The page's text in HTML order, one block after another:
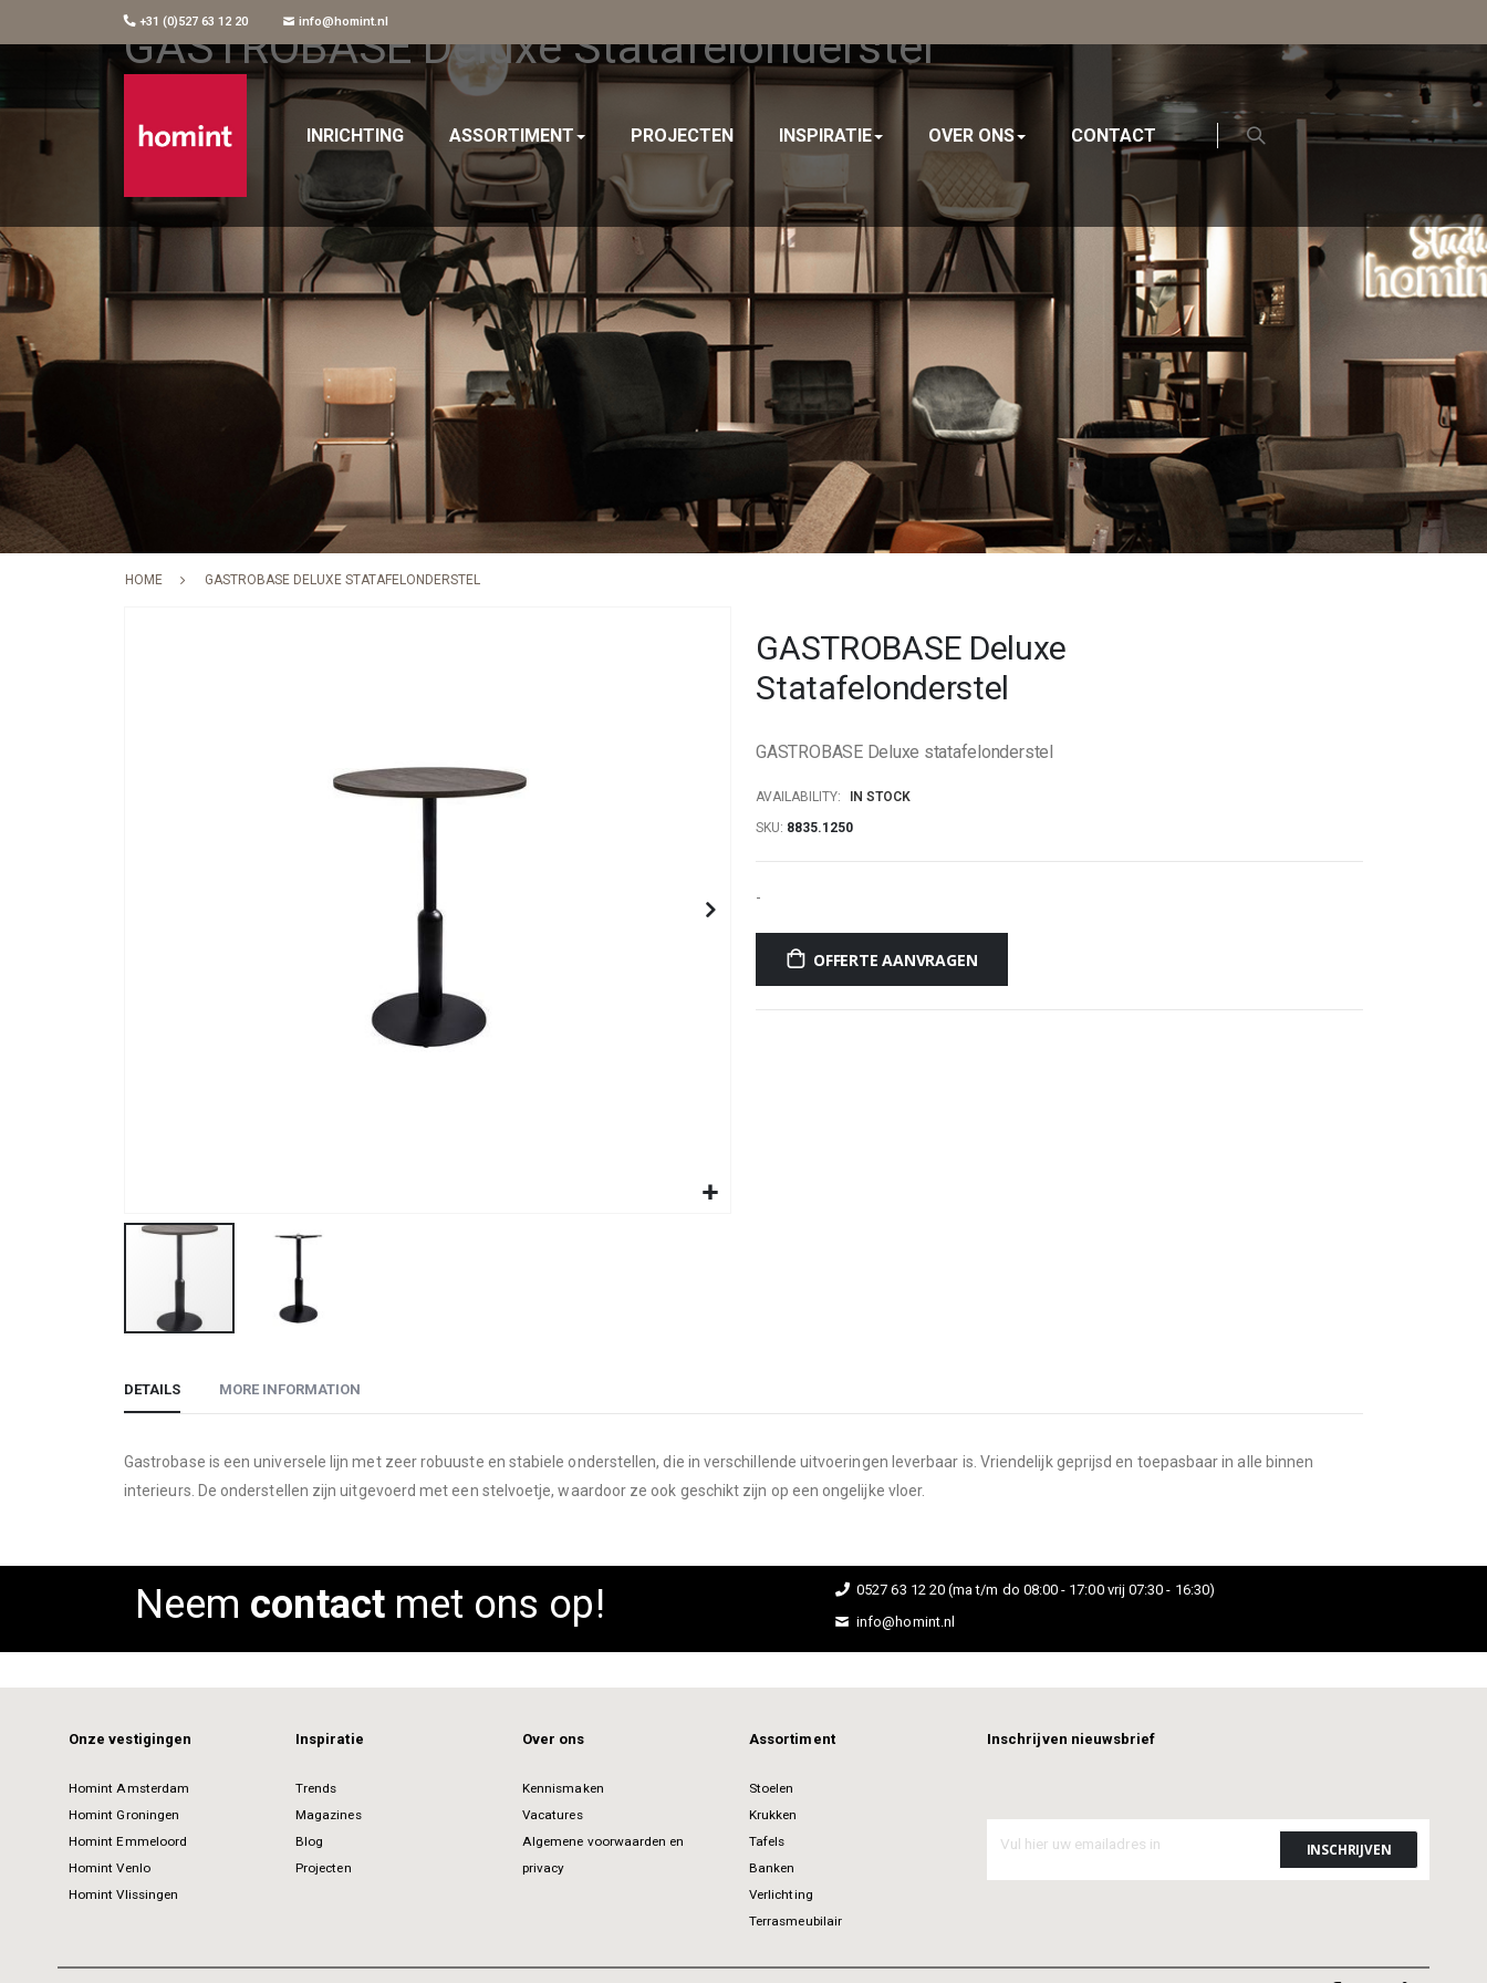
+31 (0)527 63 12 20 info@homint.nl
INRICHTING ASSORTIMENT PROJECTEN INSPIRATIE OVER ONS CONTACT
GASTROBASE Deluxe Statafelonderstel
HOME GASTROBASE DELUXE STATAFELONDERSTEL
the
of
GASTROBASE Deluxe
Statafelonderstel
GASTROBASE Deluxe statafelonderstel
AVAILABILITY:
IN STOCK
SKU 8835.1250
-
OFFERTE AANVRAGEN
DETAILS
Gastrobase is een universele lijn met zeer robuuste en stabiele onderstellen, die in verschillende uitvoeringen leverbaar is. Vriendelijk geprijsd en toepasbaar in alle binnen
interieurs. De onderstellen zijn uitgevoerd met een stelvoetje, waardoor ze ook geschikt zijn op een ongelijke vloer.
MORE INFORMATION
Neem contactmet ons op!
0527 63 12 20 (ma t/m do 08:00 - 17:00 vrij 07:30 - 16:30)
info@homint.nl
Onze vestigingen
Homint Amsterdam
Homint Groningen
Homint Emmeloord
Homint Venlo
Homint Vlissingen
Inspiratie
Trends
Magazines
Blog
Projecten
Over ons
Kennismaken
Vacatures
Algemene voorwaarden en
privacy
Assortiment
Stoelen
Krukken
Tafels
Banken
Verlichting
Terrasmeubilair
Inschrijven nieuwsbrief